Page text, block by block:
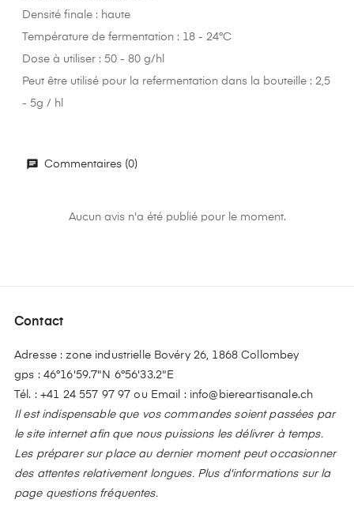
Densité finale : haute
Température de fermentation : 18 - 24°C
Dose à utiliser : 50 - 80 g/hl
Peut être utilisé pour la refermentation dans la bouteille : 2,5
- 5g / hl
Commentaires (0)
Aucun avis n'a été publié pour le moment.
Contact
Adresse : zone industrielle Bovéry 26, 1868 Collombey
gps : 46°16'59.7"N 6°56'33.2"E
Tél. : +41 24 557 97 97 ou Email : info@biereartisanale.ch
Il est indispensable que vos commandes soient passées par
le site internet afin que nous puissions les délivrer à temps.
Les préparer sur place au dernier moment peut occasionner
des attentes relativement longues. Plus d'informations sur la
page questions fréquentes.